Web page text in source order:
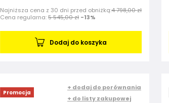
Najniższa cena z 30 dni przed obniżką:4 798,00 zł
Cena regularna:5 545,00 zł -13%
Dodaj do koszyka
Promocja
+ dodaj do porównania
+ do listy zakupowej